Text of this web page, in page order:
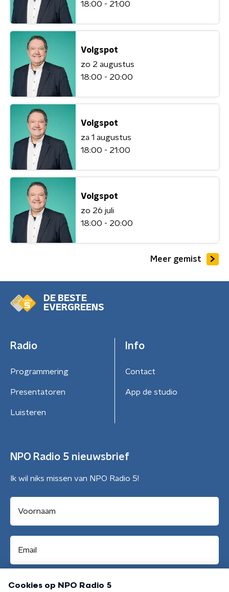
18:00 - 21:00
Volgspot
zo 2 augustus
18:00 - 20:00
Volgspot
za 1 augustus
18:00 - 21:00
Volgspot
zo 26 juli
18:00 - 20:00
Meer gemist
DE BESTE
EVERGREENS
Radio
Programmering
Presentatoren
Luisteren
Info
Contact
App de studio
NPO Radio 5 nieuwsbrief
Ik wil niks missen van NPO Radio 5!
Aanmelden